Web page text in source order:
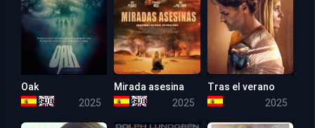
Oak
2025
Mirada asesina
2025
Tras el verano
2025